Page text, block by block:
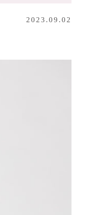
2023.09.02